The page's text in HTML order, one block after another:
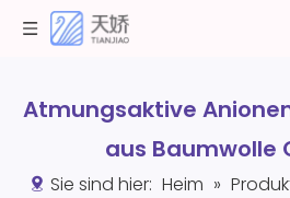
Atmungsaktive
aus Baumwolle
Sie sind hier: Heim »